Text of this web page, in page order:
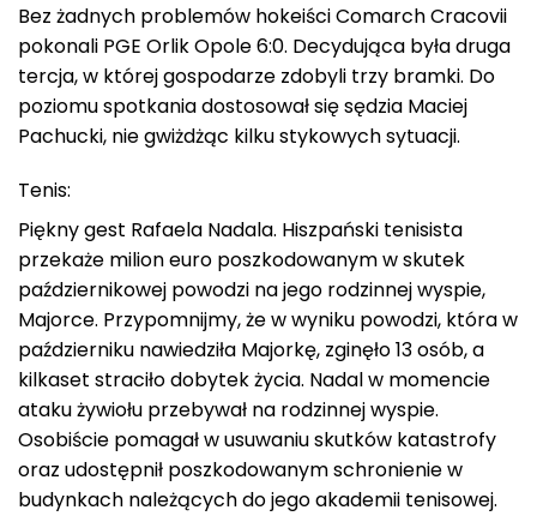
Bez żadnych problemów hokeiści Comarch Cracovii
pokonali PGE Orlik Opole 6:0. Decydująca była druga
tercja, w której gospodarze zdobyli trzy bramki. Do
poziomu spotkania dostosował się sędzia Maciej
Pachucki, nie gwiżdżąc kilku stykowych sytuacji.
Tenis:
Piękny gest Rafaela Nadala. Hiszpański tenisista
przekaże milion euro poszkodowanym w skutek
październikowej powodzi na jego rodzinnej wyspie,
Majorce. Przypomnijmy, że w wyniku powodzi, która w
październiku nawiedziła Majorkę, zginęło 13 osób, a
kilkaset straciło dobytek życia. Nadal w momencie
ataku żywiołu przebywał na rodzinnej wyspie.
Osobiście pomagał w usuwaniu skutków katastrofy
oraz udostępnił poszkodowanym schronienie w
budynkach należących do jego akademii tenisowej.